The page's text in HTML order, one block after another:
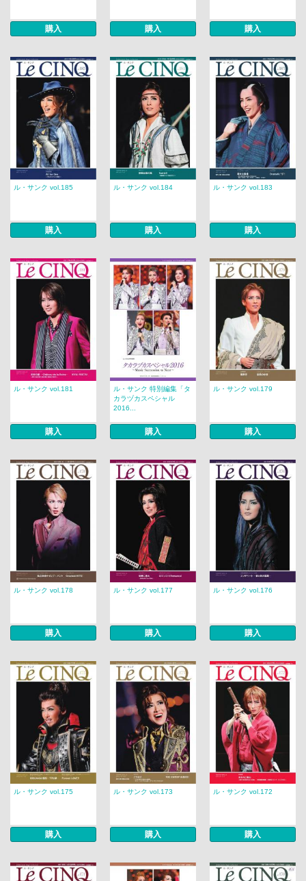
購入 購入 購入
ル・サンク vol.185
購入
ル・サンク vol.184
購入
ル・サンク vol.183
購入
ル・サンク vol.181
購入
ル・サンク 特別編集「タ
カラヅカスペシャル
2016...
購入
ル・サンク vol.179
購入
ル・サンク vol.178
購入
ル・サンク vol.177
購入
ル・サンク vol.176
購入
ル・サンク vol.175
購入
ル・サンク vol.173
購入
ル・サンク vol.172
購入